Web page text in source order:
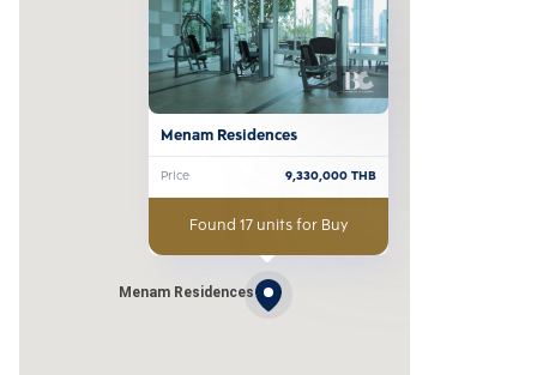
Menam Residences
Menam Residences
Price 9,330,000THB
Found 17 units for Buy